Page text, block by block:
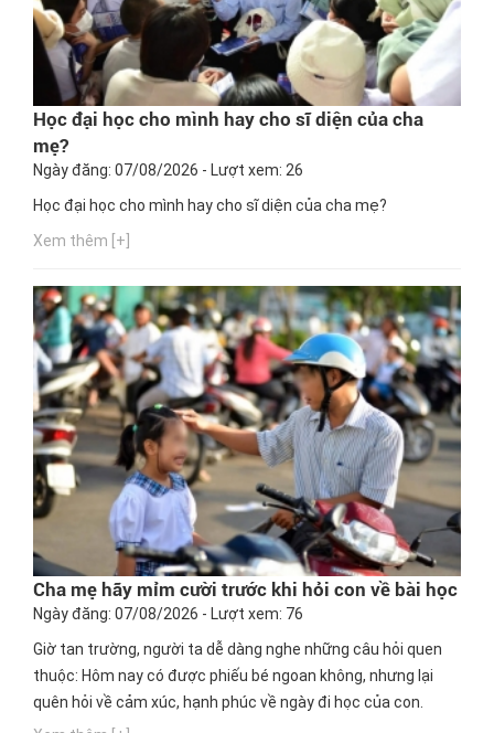
Học đại học cho mình hay cho sĩ diện của cha
mẹ?
Ngày đăng: 07/08/2026 - Lượt xem: 26
Học đại học cho mình hay cho sĩ diện của cha mẹ?
Xem thêm [+]
Cha mẹ hãy mỉm cười trước khi hỏi con về bài học
Ngày đăng: 07/08/2026 - Lượt xem: 76
Giờ tan trường, người ta dễ dàng nghe những câu hỏi quen
thuộc: Hôm nay có được phiếu bé ngoan không, nhưng lại
quên hỏi về cảm xúc, hạnh phúc về ngày đi học của con.